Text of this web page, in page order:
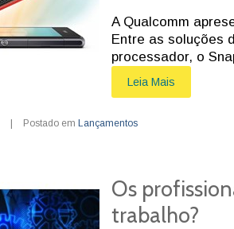
A Qualcomm
Entre as soluções
processador, o
Leia Mais
Postado em Lançamentos
Os
trabalho?